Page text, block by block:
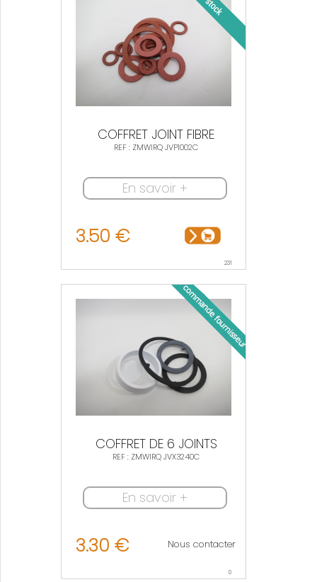
COFFRET JOINT FIBRE
REF : ZMWIRQ JVP1002C
En savoir +
3.50 €
231
COFFRET DE 6 JOINTS
REF : ZMWIRQ JVX3240C
En savoir +
3.30 € Nous contacter
0